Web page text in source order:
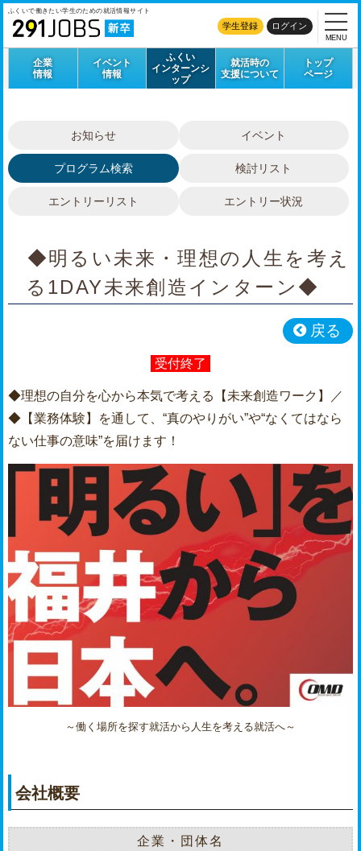
ふくいで働きたい学生のための就活情報サイト
学生登録 ログイン
企業
情報
イベント
情報
ふくい
インターンシ
ップ
就活時の
支援について
トップ
ページ
MENU
お知らせ イベント
プログラム検索 検討リスト
エントリーリスト エントリー状況
◆明るい未来・理想の人生を考え
る1DAY未来創造インターン◆
戻る
受付終了
◆理想の自分を心から本気で考える【未来創造ワーク】／
◆【業務体験】を通して、“真のやりがい”や“なくてはなら
ない仕事の意味”を届けます！
～働く場所を探す就活から人生を考える就活へ～
会社概要
企業・団体名